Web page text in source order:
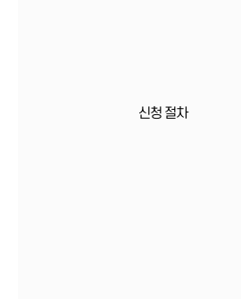
신청 절차